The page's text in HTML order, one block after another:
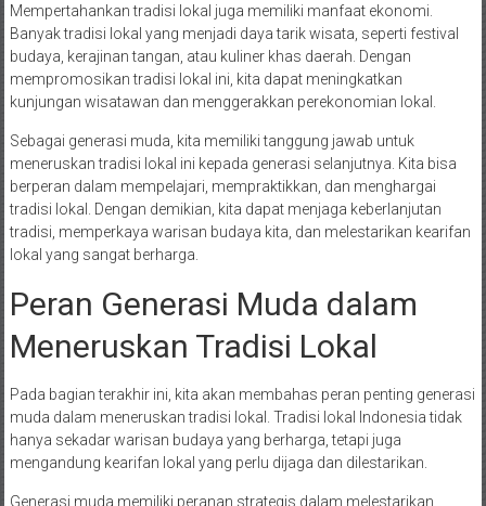
Mempertahankan tradisi lokal juga memiliki manfaat ekonomi.
Banyak tradisi lokal yang menjadi daya tarik wisata, seperti festival
budaya, kerajinan tangan, atau kuliner khas daerah. Dengan
mempromosikan tradisi lokal ini, kita dapat meningkatkan
kunjungan wisatawan dan menggerakkan perekonomian lokal.
Sebagai generasi muda, kita memiliki tanggung jawab untuk
meneruskan tradisi lokal ini kepada generasi selanjutnya. Kita bisa
berperan dalam mempelajari, mempraktikkan, dan menghargai
tradisi lokal. Dengan demikian, kita dapat menjaga keberlanjutan
tradisi, memperkaya warisan budaya kita, dan melestarikan kearifan
lokal yang sangat berharga.
Peran Generasi Muda dalam
Meneruskan Tradisi Lokal
Pada bagian terakhir ini, kita akan membahas peran penting generasi
muda dalam meneruskan tradisi lokal. Tradisi lokal Indonesia tidak
hanya sekadar warisan budaya yang berharga, tetapi juga
mengandung kearifan lokal yang perlu dijaga dan dilestarikan.
Generasi muda memiliki peranan strategis dalam melestarikan